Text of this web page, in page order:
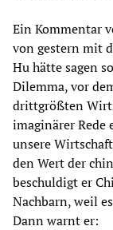
Ein Kommentar
von gestern mit
Hu hätte sagen
Dilemma, vor
drittgrößten
imaginärer Rede
unsere
den Wert der
beschuldigt er
Nachbarn, weil
Dann warnt er: